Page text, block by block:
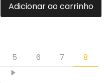
Adicionar ao carrinho
5 6 7
8